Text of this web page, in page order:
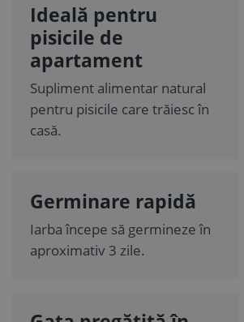
Ideală pentru
pisicile de
apartament
Supliment alimentar natural
pentru pisicile care trăiesc în
casă.
Germinare rapidă
Iarba începe să germineze în
aproximativ 3 zile.